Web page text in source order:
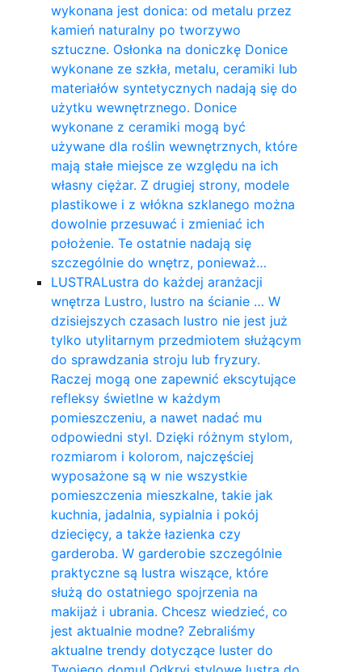
wykonana jest donica: od metalu przez
kamień naturalny po tworzywo
sztuczne. Osłonka na doniczkę Donice
wykonane ze szkła, metalu, ceramiki lub
materiałów syntetycznych nadają się do
użytku wewnętrznego. Donice
wykonane z ceramiki mogą być
używane dla roślin wewnętrznych, które
mają stałe miejsce ze względu na ich
własny ciężar. Z drugiej strony, modele
plastikowe i z włókna szklanego można
dowolnie przesuwać i zmieniać ich
położenie. Te ostatnie nadają się
szczególnie do wnętrz, ponieważ…
LUSTRALustra do każdej aranżacji
wnętrza Lustro, lustro na ścianie … W
dzisiejszych czasach lustro nie jest już
tylko utylitarnym przedmiotem służącym
do sprawdzania stroju lub fryzury.
Raczej mogą one zapewnić ekscytujące
refleksy świetlne w każdym
pomieszczeniu, a nawet nadać mu
odpowiedni styl. Dzięki różnym stylom,
rozmiarom i kolorom, najczęściej
wyposażone są w nie wszystkie
pomieszczenia mieszkalne, takie jak
kuchnia, jadalnia, sypialnia i pokój
dziecięcy, a także łazienka czy
garderoba. W garderobie szczególnie
praktyczne są lustra wiszące, które
służą do ostatniego spojrzenia na
makijaż i ubrania. Chcesz wiedzieć, co
jest aktualnie modne? Zebraliśmy
aktualne trendy dotyczące luster do